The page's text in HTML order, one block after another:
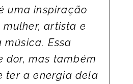
uma inspiração
artista e
Essa
dor, mas também
ter a energia dela